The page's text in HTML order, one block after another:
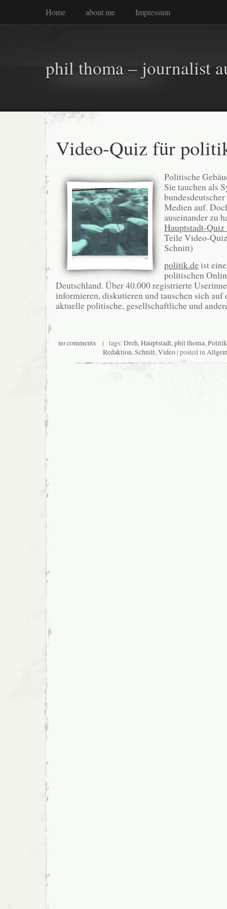
Home about me Impressum
phil thoma – journalist
Video-Quiz für
Politische
Sie tauchen als
Medien auf.
auseinander zu
Hauptstadt-
Teile Video-
Schnitt)
politik.deist
politischen
Deutschland. Über 40.000 registrierte
informieren, diskutieren und tauschen sich auf
aktuelle politische, gesellschaftliche und
no comments| tags: Dreh,Hauptstadt,phil thoma,Politik
Redaktion,Schnitt,Video | posted in